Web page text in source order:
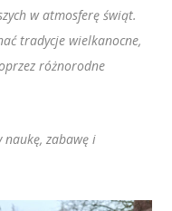
w atmosferę świąt.
tradycje wielkanocne,
różnorodne
naukę, zabawę i